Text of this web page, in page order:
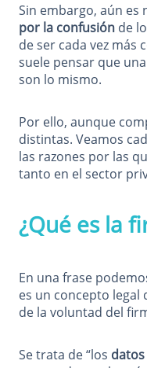
Sin embargo, aún es
por la confusión de
de ser cada vez más
suele pensar que
son lo mismo.
Por ello, aunque
distintas. Veamos
las razones por las
tanto en el sector
¿Qué es la
En una frase
es un concepto
de la voluntad del
Se trata de “los